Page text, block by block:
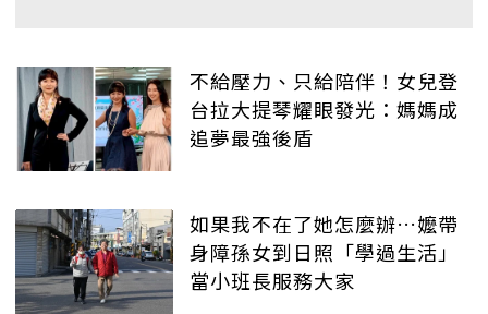
不給壓力、只給陪伴！女兒登
台拉大提琴耀眼發光：媽媽成
追夢最強後盾
如果我不在了她怎麼辦…嬤帶
身障孫女到日照「學過生活」
當小班長服務大家